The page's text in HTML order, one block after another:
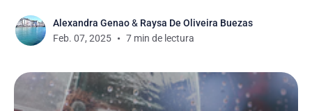
estas aprendiendo francés, tienes una pareja
francófona o simplemente quieres conocer las
Alexandra Genao& Raysa De Oliveira Buezas
Feb. 07, 2025
7 min de lectura